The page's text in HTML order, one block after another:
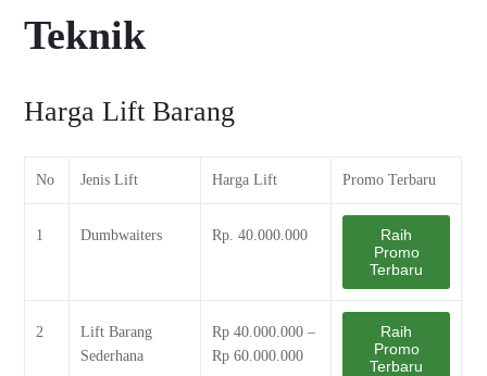
Teknik
Harga Lift Barang
No Jenis Lift Harga Lift Promo Terbaru
1 Dumbwaiters Rp. 40.000.000
Raih
Promo
Terbaru
2
Lift Barang
Sederhana
Rp 40.000.000 –
Rp 60.000.000
Raih
Promo
Terbaru